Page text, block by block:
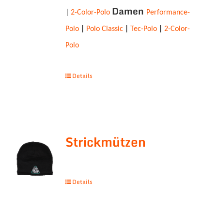
2-Color-Polo Damen Performance-
Polo| Polo Classic| Tec-Polo| 2-Color-
Polo
Details
Strickmützen
Details